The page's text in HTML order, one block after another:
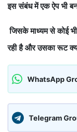
इस संबंध में एक ऐप भी
जिसके माध्यम से कोई
रही है और उसका रूट
WhatsApp
Telegram